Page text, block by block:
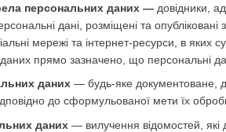
персональних даних — довідники,
дані, розміщені та
мережі та інтернет-ресурси, в яких
прямо зазначено, що персональні
даних — будь-яке документоване,
до сформульованої мети їх
даних — вилучення відомостей, які